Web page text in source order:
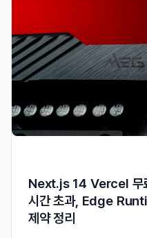
Next.js 14 Vercel 무
시간 초과, Edge
제약 정리